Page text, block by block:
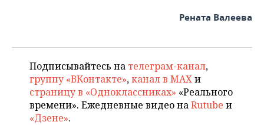
Рената Валеева
Подписывайтесь на телеграм-канал,
группу «ВКонтакте»,канал в MAXи
страницу в «Одноклассниках» «Реального
времени». Ежедневные видео наRutube и
«Дзене».